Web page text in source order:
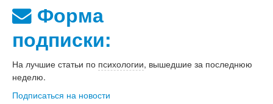
Форма
подписки:
На лучшие статьи по психологии, вышедшие за последнюю
неделю.
Подписаться на новости